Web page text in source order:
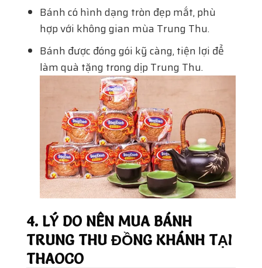
Bánh có hình dạng tròn đẹp mắt, phù
hợp với không gian mùa Trung Thu.
Bánh được đóng gói kỹ càng, tiện lợi để
làm quà tặng trong dịp Trung Thu.
4. LÝ DO NÊN MUA BÁNH
TRUNG THU ĐỒNG KHÁNH TẠI
THAOCO